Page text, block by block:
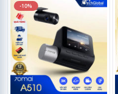
-10%